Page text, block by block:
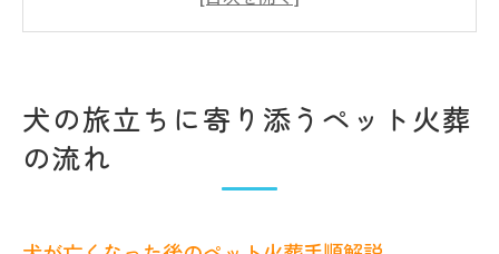
遺骨返却を選ぶ際の注意ポイント解説
ペット火葬で遺骨返却を希望する際の注意
点
遺骨返却ありのペット火葬安心ポイント
犬の旅立ちに寄り添うペット火葬
の流れ